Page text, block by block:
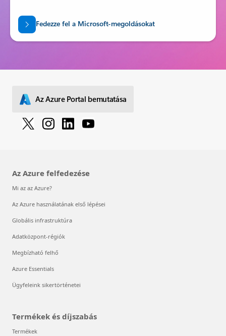
Fedezze fel a Microsoft-megoldásokat
Az Azure Portal bemutatása
Az Azure felfedezése
Mi az az Azure?
Az Azure használatának első lépései
Globális infrastruktúra
Adatközpont-régiók
Megbízható felhő
Azure Essentials
Ügyfeleink sikertörténetei
Termékek és díjszabás
Termékek